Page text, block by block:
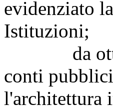
evidenziato
Istituzioni;
da
conti
l'architettura